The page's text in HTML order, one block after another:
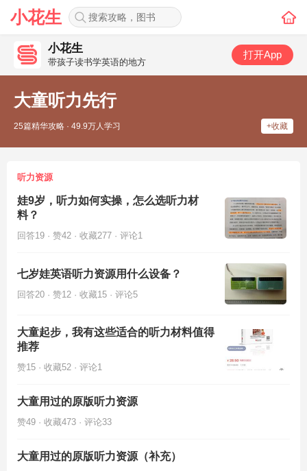
小花生
小花生
带孩子读书学英语的地方
打开App
大童听力先行
25篇精华攻略 · 49.9万人学习 +收藏
听力资源
娃9岁，听力如何实操，怎么选听力材
料？
回答19 · 赞42 · 收藏277 · 评论1
七岁娃英语听力资源用什么设备？
回答20 · 赞12 · 收藏15 · 评论5
大童起步，我有这些适合的听力材料值得
推荐
赞15 · 收藏52 · 评论1
大童用过的原版听力资源
赞49 · 收藏473 · 评论33
大童用过的原版听力资源（补充）